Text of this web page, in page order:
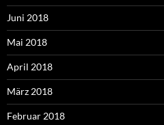
Juni 2018
Mai 2018
April 2018
März 2018
Februar 2018